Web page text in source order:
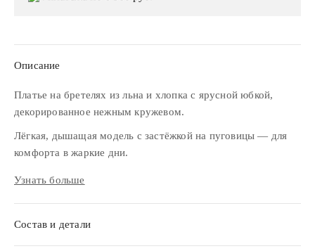
Описание
Платье на бретелях из льна и хлопка с ярусной юбкой,
декорированное нежным кружевом.
Лёгкая, дышащая модель с застёжкой на пуговицы — для
комфорта в жаркие дни.
Идеальный вариант для прогулок и отдыха в тёплое время
Узнать больше
Состав и детали